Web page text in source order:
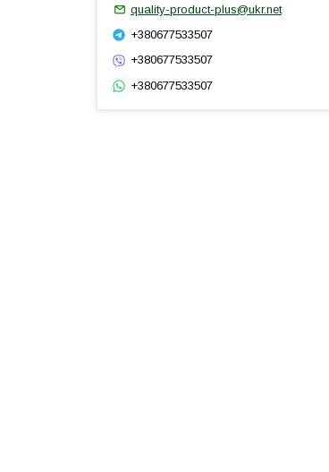
quality-product-plus@ukr.net
+380677533507
+380677533507
+380677533507